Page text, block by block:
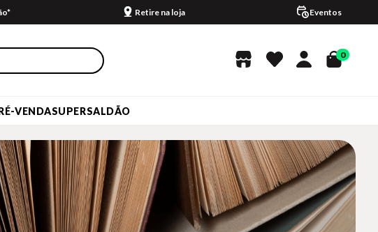
Retire na loja Eventos
0
VENDASUPERSALDÃO